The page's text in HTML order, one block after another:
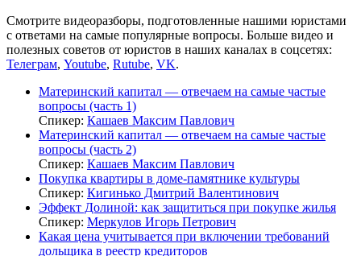
Смотрите видеоразборы, подготовленные нашими юристами
с ответами на самые популярные вопросы. Больше видео и
полезных советов от юристов в наших каналах в соцсетях:
Телеграм, Youtube, Rutube, VK.
Материнский капитал — отвечаем на самые частые
вопросы (часть 1)
Спикер: Кашаев Максим Павлович
Материнский капитал — отвечаем на самые частые
вопросы (часть 2)
Спикер: Кашаев Максим Павлович
Покупка квартиры в доме-памятнике культуры
Спикер: Кигинько Дмитрий Валентинович
Эффект Долиной: как защититься при покупке жилья
Спикер: Меркулов Игорь Петрович
Какая цена учитывается при включении требований
дольщика в реестр кредиторов